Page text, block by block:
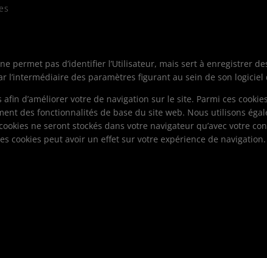
permet pas d’identifier l’Utilisateur, mais sert à enregistrer
l’intermédiaire des paramètres figurant au sein de son
afin d’améliorer votre de navigation sur le site. Parmi ces
des fonctionnalités de base du site web. Nous utilisons
ne seront stockés dans votre navigateur qu’avec votre
cookies peut avoir un effet sur votre expérience de navigation.